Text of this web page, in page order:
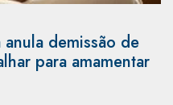
demissão de
para amamentar